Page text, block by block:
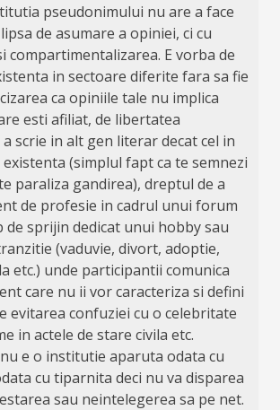
pseudonimului nu are a face
de asumare a opiniei, ci cu
compartimentalizarea. E vorba de
in sectoare diferite fara sa fie
ca opiniile tale nu implica
esti afiliat, de libertatea
scrie in alt gen literar decat cel in
(simplul fapt ca te semnezi
paraliza gandirea), dreptul de a
de profesie in cadrul unui forum
sprijin dedicat unui hobby sau
(vaduvie, divort, adoptie,
etc.) unde participantii comunica
care nu ii vor caracteriza si defini
evitarea confuziei cu o celebritate
in actele de stare civila etc.
e o institutie aparuta odata cu
cu tiparnita deci nu va disparea
sau neintelegerea sa pe net.